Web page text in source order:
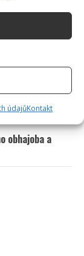
údajůKontakt
obhajoba a